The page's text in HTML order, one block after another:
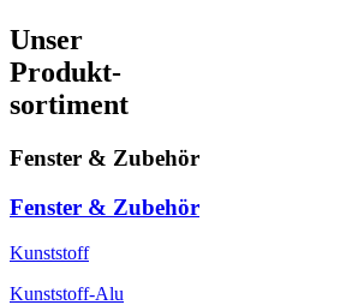
Unser
Produkt-
sortiment
Fenster & Zubehör
Fenster & Zubehör
Kunststoff
Kunststoff-Alu